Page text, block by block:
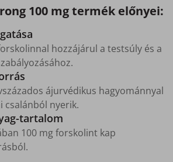
100 mg termék előnyei:
hozzájárul a testsúly és a
ájurvédikus hagyománnyal
csalánból nyerik.
tartalom
100 mg forskolint kap